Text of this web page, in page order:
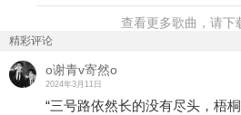
查看更多歌曲，请下
精彩评论
o谢青v寄然o
2024年3月11日
“三号路依然长的没有尽头，梧